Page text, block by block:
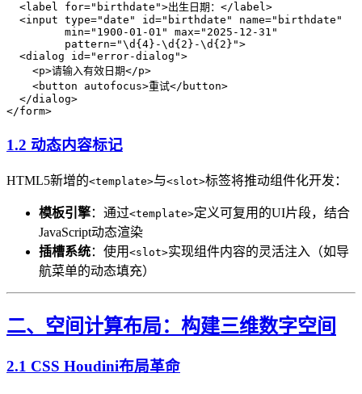
  <label for="birthdate">出生日期：</label>
  <input type="date" id="birthdate" name="birthdate"
         min="1900-01-01" max="2025-12-31"
         pattern="\d{4}-\d{2}-\d{2}">
  <dialog id="error-dialog">
    <p>请输入有效日期</p>
    <button autofocus>重试</button>
  </dialog>
1.2 动态内容标记
HTML5新增的<template>与<slot>标签将推动组件化开发：
模板引擎​：通过<template>定义可复用的UI片段，结合
JavaScript动态渲染
插槽系统​：使用 <slot>实现组件内容的灵活注入（如导
航菜单的动态填充）
二、空间计算布局：构建三维数字空间
2.1 CSS Houdini布局革命